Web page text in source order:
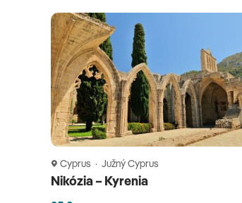
Cyprus · Južný Cyprus
Nikózia – Kyrenia